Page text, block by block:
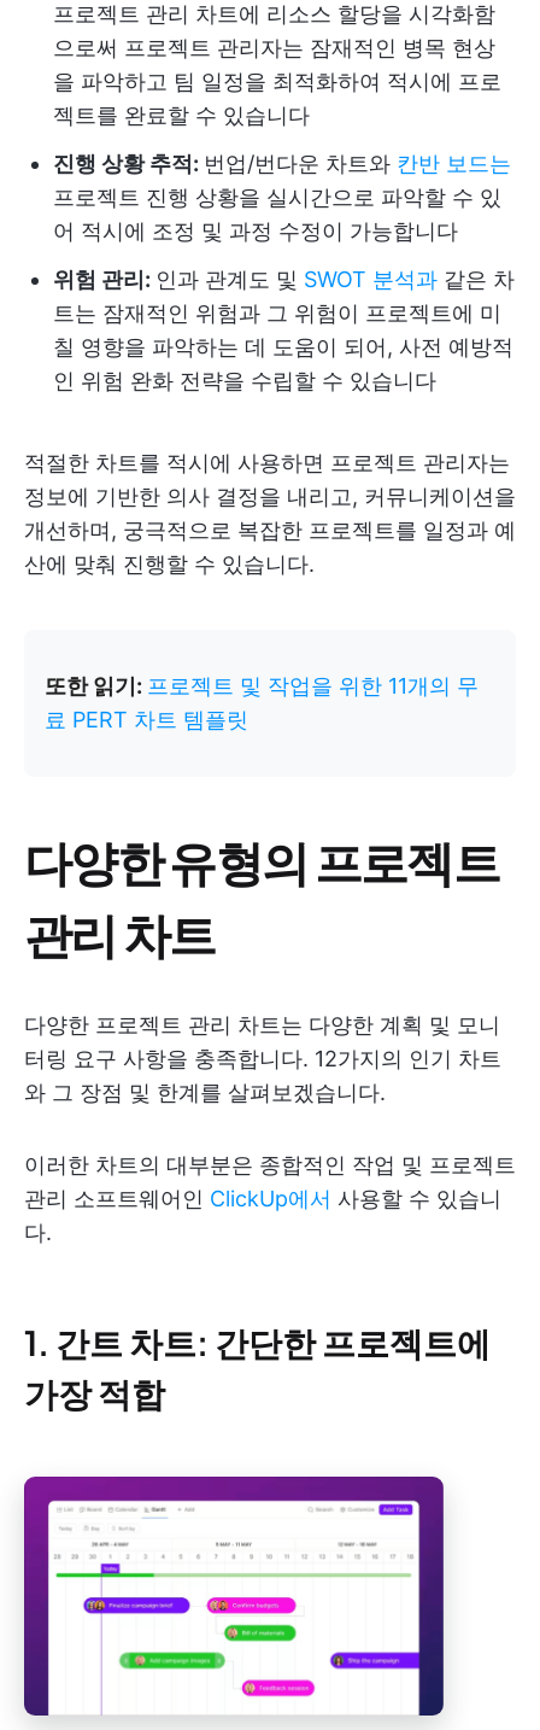
프로젝트 관리 차트에 리소스 할당을 시각화함
으로써 프로젝트 관리자는 잠재적인 병목 현상
을 파악하고 팀 일정을 최적화하여 적시에 프로
젝트를 완료할 수 있습니다
진행 상황 추적: 번업/번다운 차트와 칸반 보드는
프로젝트 진행 상황을 실시간으로 파악할 수 있
어 적시에 조정 및 과정 수정이 가능합니다
위험 관리: 인과 관계도 및 SWOT 분석과 같은 차
트는 잠재적인 위험과 그 위험이 프로젝트에 미
칠 영향을 파악하는 데 도움이 되어, 사전 예방적
인 위험 완화 전략을 수립할 수 있습니다
적절한 차트를 적시에 사용하면 프로젝트 관리자는
정보에 기반한 의사 결정을 내리고, 커뮤니케이션을
개선하며, 궁극적으로 복잡한 프로젝트를 일정과 예
산에 맞춰 진행할 수 있습니다.
또한 읽기: 프로젝트 및 작업을 위한 11개의 무
료 PERT 차트 템플릿
다양한 유형의 프로젝트
관리 차트
다양한 프로젝트 관리 차트는 다양한 계획 및 모니
터링 요구 사항을 충족합니다. 12가지의 인기 차트
와 그 장점 및 한계를 살펴보겠습니다.
이러한 차트의 대부분은 종합적인 작업 및 프로젝트
관리 소프트웨어인 ClickUp에서 사용할 수 있습니
다.
1. 간트 차트: 간단한 프로젝트에
가장 적합